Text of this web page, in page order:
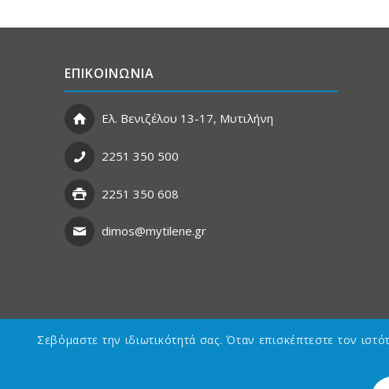
ΕΠΙΚΟΙΝΩΝΙΑ
Ελ. Βενιζέλου 13-17, Μυτιλήνη
2251 350 500
2251 350 608
dimos@mytilene.gr
Σεβόμαστε την ιδιωτικότητά σας. Όταν επισκέπτεστε τον